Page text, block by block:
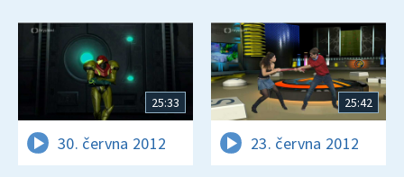
25:33
30. června 2012
25:42
23. června 2012